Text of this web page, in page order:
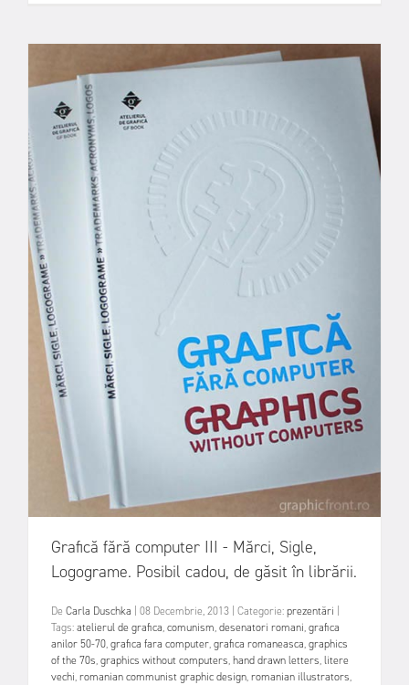
Grafică fără computer III - Mărci, Sigle,
Logograme. Posibil cadou, de găsit în librării.
De Carla Duschka 08 Decembrie, 2013 Categorie:prezentări
Tags:atelierul de grafica,comunism,desenatori romani,grafica
anilor 50-70,grafica fara computer,grafica romaneasca,graphics
of the 70s,graphics without computers,hand drawn letters,litere
vechi,romanian communist graphic design,romanian illustrators,